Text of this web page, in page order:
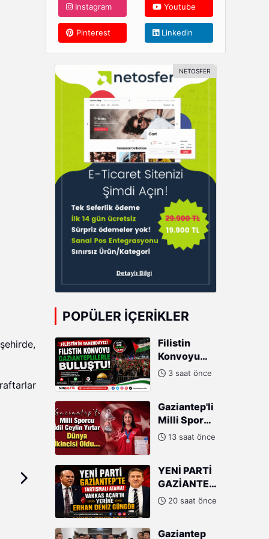
Instagram Youtube
Pinterest Linkedin
POPÜLER İÇERIKLER
Filistin
Konvoyu
Gazianteplilerle
3 saat önce
Gaziantep'li
Milli Sporcu
İdil Ceylin
İkincisi
Oldu
13 saat önce
YENİ PARTİ
GAZİANTEP'TE
TARTIŞMALI
AÇAR'IN
20 saat önce
Gaziantep